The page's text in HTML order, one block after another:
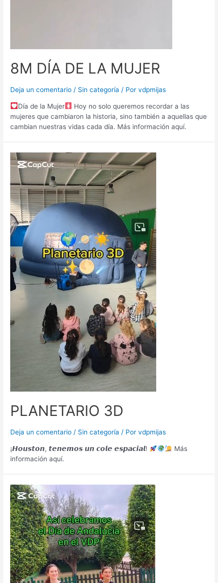
8M DÍA DE LA MUJER
Deja un comentario / Sin categoría / Porvdpmijas
Día de la Mujer
Hoy no solo queremos recordar a las
mujeres que cambiaron la historia, sino también a aquellas que
cambian nuestras vidas cada día. Más información aquí.
PLANETARIO 3D
Deja un comentario / Sin categoría / Porvdpmijas
¡𝙃𝙤𝙪𝙨𝙩𝙤𝙣, 𝙩𝙚𝙣𝙚𝙢𝙤𝙨 𝙪𝙣 𝙘𝙤𝙡𝙚 𝙚𝙨𝙥𝙖𝙘𝙞𝙖𝙡!
Más
información aquí.